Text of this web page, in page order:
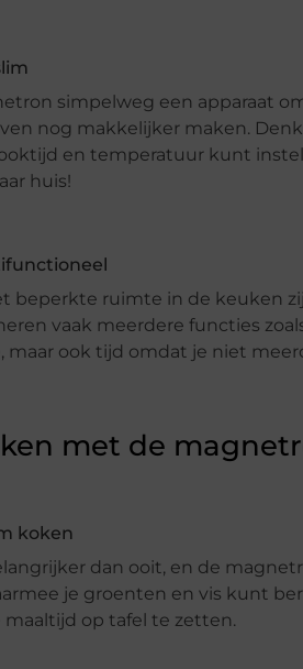
simpelweg een apparaat
nog makkelijker maken.
en temperatuur kunt
huis!
beperkte ruimte in de keuken
vaak meerdere functies
maar ook tijd omdat je niet
met de
koken
dan ooit, en de
je groenten en vis kunt
maaltijd op tafel te zetten.